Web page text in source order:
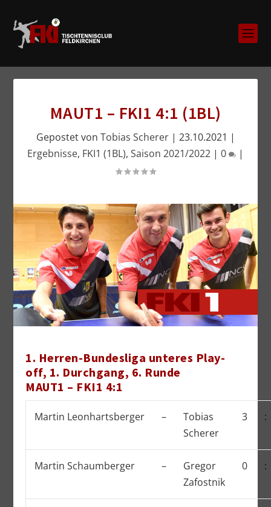
MAUT1 – FKI1 4:1 (1BL)
Gepostet von Tobias Scherer| 23.10.2021 |
Ergebnisse, FKI1 (1BL), Saison 2021/2022 | 0 |
1. Herren-Bundesliga unteres Play-
off, 1. Durchgang, 6. Runde
MAUT1 – FKI1 4:1
Martin Leonhartsberger –
Tobias
Scherer
3 :
Martin Schaumberger –
Gregor
Zafostnik
0 :